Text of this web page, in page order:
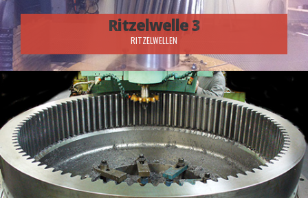
Ritzelwelle 3
RITZELWELLEN